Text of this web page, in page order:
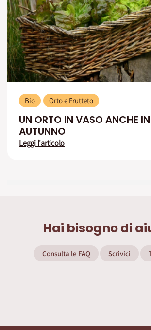
Bio Orto e Frutteto
UN ORTO IN VASO ANCHE IN
AUTUNNO
Leggi l'articolo
Hai bisogno di
Consulta le FAQ Scrivici